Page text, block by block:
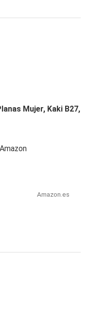
Mujer, Kaki B27,
Amazon.es